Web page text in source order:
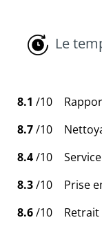
Le
8.1 /10
8.7/10
8.4/10
8.3/10
Prise
8.6/10